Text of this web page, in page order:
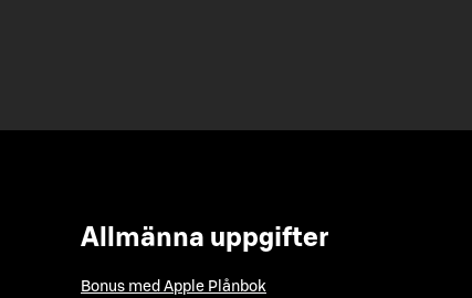
Allmänna uppgifter
Bonus med Apple Plånbok